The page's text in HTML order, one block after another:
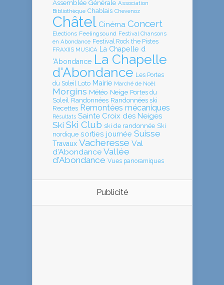
Assemblée Générale Association
Bibliothèque Chablais Chevenoz
Châtel Cinéma Concert
Elections Feelingsound Festival Chansons
en Abondance Festival Rock the Pistes
FRAXIIS MUSICA
La Chapelle d
'Abondance La Chapelle
d'Abondance Les Portes
du Soleil Loto Mairie Marché de Noël
Morgins Météo Neige Portes du
Soleil Randonnées Randonnées ski
Recettes Remontées mécaniques
Résultats Sainte Croix des Neiges
Ski Ski Club ski de randonnée Ski
nordique sorties journée Suisse
Travaux Vacheresse Val
d'Abondance Vallée
d'Abondance Vues panoramiques
Publicité